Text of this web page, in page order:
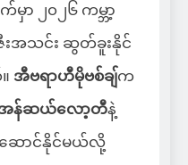
ာ ၂၀၂၆ ကမ္ဘာ့
အသင်း ဆွတ်ခူးနိုင်
အီဗရာဟီမိုဗစ်ချ်က
န်ဆယ်လော့တီနဲ့
ောင်နိုင်မယ်လို့